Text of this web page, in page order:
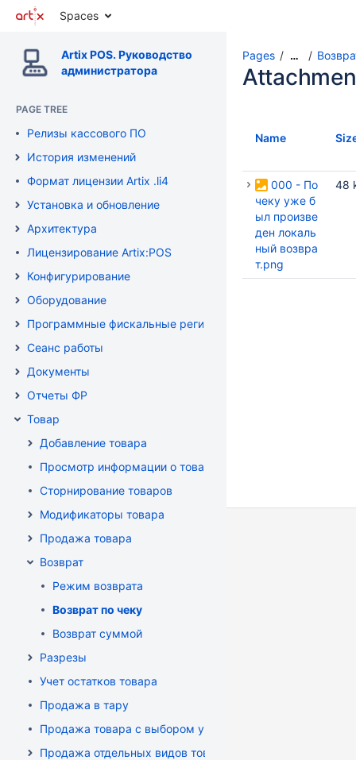
Spaces
Artix POS. Руководство
администратора
PAGE TREE
Релизы кассового ПО
История изменений
Формат лицензии Artix .li4
Установка и обновление
Архитектура
Лицензирование Artix:POS
Конфигурирование
Оборудование
Программные фискальные регистраторы
Сеанс работы
Документы
Отчеты ФР
Товар
Добавление товара
Просмотр информации о товаре
Сторнирование товаров
Модификаторы товара
Продажа товара
Возврат
Режим возврата
Возврат по чеку
Возврат суммой
Разрезы
Учет остатков товара
Продажа в тару
Продажа товара с выбором упаковки
Продажа отдельных видов товаров
Pages …
Name
000 - По
чеку уже б
ыл произве
ден локаль
ный возвра
т.png
48